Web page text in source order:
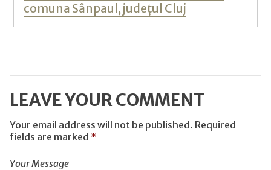
comuna Sânpaul, județul Cluj
LEAVE YOUR COMMENT
Your email address will not be published. Required
fields are marked *
Your Message